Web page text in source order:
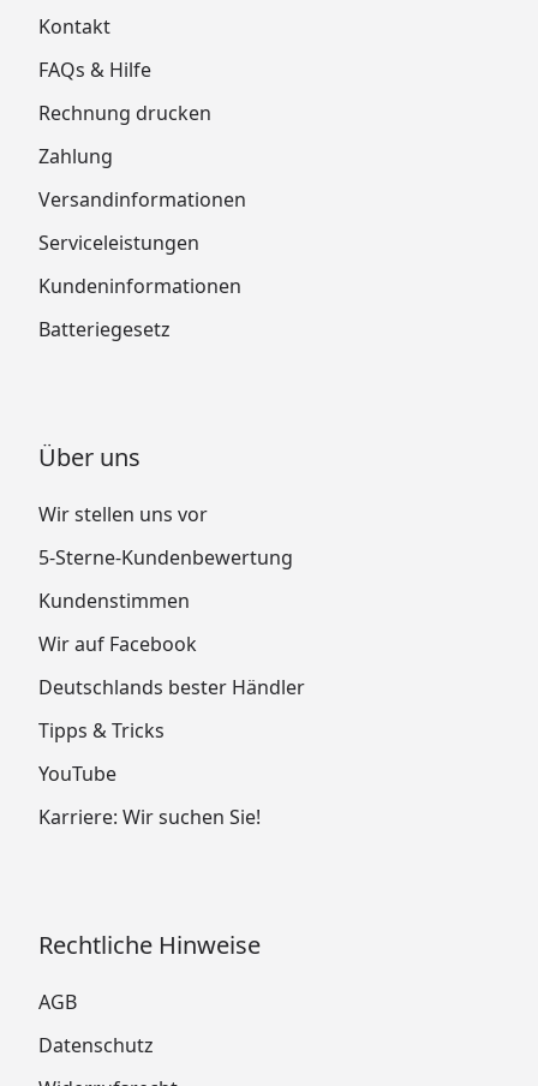
Kontakt
FAQs & Hilfe
Rechnung drucken
Zahlung
Versandinformationen
Serviceleistungen
Kundeninformationen
Batteriegesetz
Über uns
Wir stellen uns vor
5-Sterne-Kundenbewertung
Kundenstimmen
Wir auf Facebook
Deutschlands bester Händler
Tipps & Tricks
YouTube
Karriere: Wir suchen Sie!
Rechtliche Hinweise
AGB
Datenschutz